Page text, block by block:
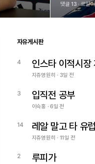
댓글 13· 로얄
자유게시판
4
지쥬영원히 · 3일 전
3 입직전 공부
이슥홍 · 6일 전
14
지쥬영원히 · 11일 전
2 루피가